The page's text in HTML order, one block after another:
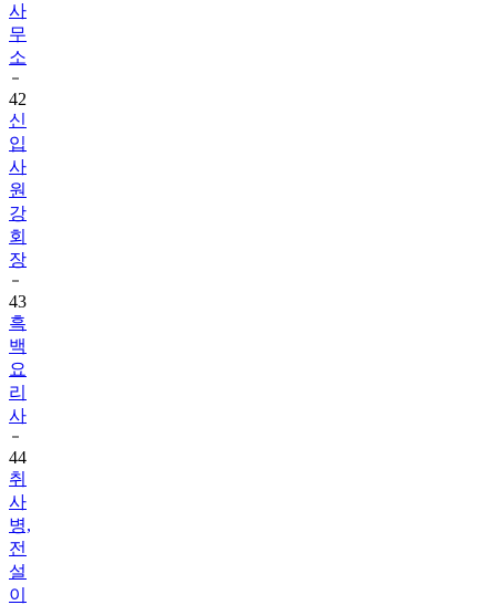
사
무
소
42
신
입
사
원
강
회
장
43
흑
백
요
리
사
44
취
사
병,
전
설
이